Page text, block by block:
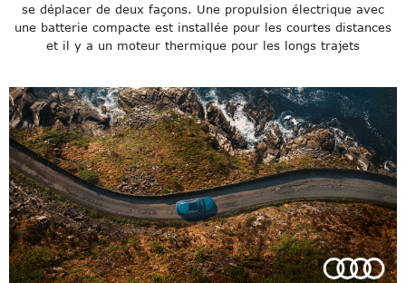
se déplacer de deux façons. Une propulsion électrique avec
une batterie compacte est installée pour les courtes distances
et il y a un moteur thermique pour les longs trajets